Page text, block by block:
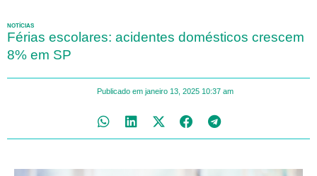
NOTÍCIAS
Férias escolares: acidentes domésticos crescem
8% em SP
Publicado em janeiro 13, 2025 10:37 am